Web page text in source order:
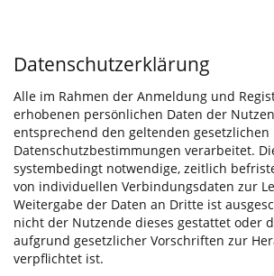
Datenschutzerklärung
Alle im Rahmen der Anmeldung und
erhobenen persönlichen Daten der
entsprechend den geltenden gesetzlichen
Datenschutzbestimmungen verarbeitet.
systembedingt notwendige, zeitlich
von individuellen Verbindungsdaten zur
Weitergabe der Daten an Dritte ist
nicht der Nutzende dieses gestattet oder
aufgrund gesetzlicher Vorschriften zur
verpflichtet ist.